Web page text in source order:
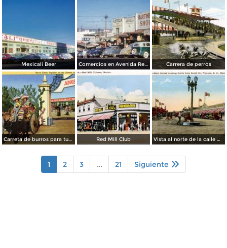
Mexicali Beer Comercios en Avenida Revolución Carrera de perros
Carreta de burros para turistas Red Mill Club Vista al norte de la calle principal, desde la Calle Sur
1 2 3 ... 21 Siguiente